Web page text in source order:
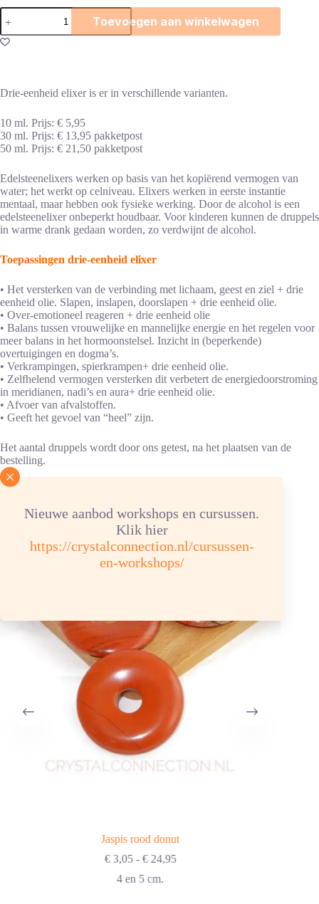
Nieuwe aanbod workshops en cursussen.
Klik hier
https://crystalconnection.nl/cursussen-
en-workshops/
Drie-
eenheid
elixer
aantal
Toevoegen aan winkelwagen
Drie-eenheid elixer is er in verschillende varianten.
10 ml. Prijs: € 5,95
30 ml. Prijs: € 13,95 pakketpost
50 ml. Prijs: € 21,50 pakketpost
Edelsteenelixers werken op basis van het kopiërend vermogen van
water; het werkt op celniveau. Elixers werken in eerste instantie
mentaal, maar hebben ook fysieke werking. Door de alcohol is een
edelsteenelixer onbeperkt houdbaar. Voor kinderen kunnen de druppels
in warme drank gedaan worden, zo verdwijnt de alcohol.
Toepassingen drie-eenheid elixer
• Het versterken van de verbinding met lichaam, geest en ziel + drie
eenheid olie. Slapen, inslapen, doorslapen + drie eenheid olie.
• Over-emotioneel reageren + drie eenheid olie
• Balans tussen vrouwelijke en mannelijke energie en het regelen voor
meer balans in het hormoonstelsel. Inzicht in (beperkende)
overtuigingen en dogma’s.
• Verkrampingen, spierkrampen+ drie eenheid olie.
• Zelfhelend vermogen versterken dit verbetert de energiedoorstroming
in meridianen, nadi’s en aura+ drie eenheid olie.
• Afvoer van afvalstoffen.
• Geeft het gevoel van “heel” zijn.
Het aantal druppels wordt door ons getest, na het plaatsen van de
bestelling.
Je zou ook kunnen houden van …
Jaspis rood donut
€3,05 - €24,95Prijsklasse:
4 en 5 cm.